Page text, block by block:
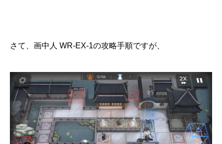
さて、画中人 WR-EX-1の攻略手順ですが、